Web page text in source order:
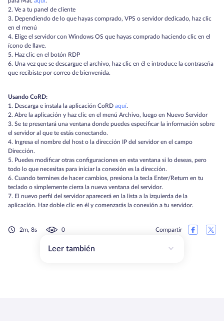
Leer también
2. Ve a tu panel de cliente
3. Dependiendo de lo que hayas comprado, VPS o servidor dedicado, haz clic
en el menú
4. Elige el servidor con Windows OS que hayas comprado haciendo clic en el
ícono de llave.
5. Haz clic en el botón RDP
6. Una vez que se descargue el archivo, haz clic en él e introduce la contraseña
que recibiste por correo de bienvenida.
Usando CoRD:
1. Descarga e instala la aplicación CoRD aquí.
2. Abre la aplicación y haz clic en el menú Archivo, luego en Nuevo Servidor
3. Se te presentará una ventana donde puedes especificar la información sobre
el servidor al que te estás conectando.
4. Ingresa el nombre del host o la dirección IP del servidor en el campo
Dirección.
5. Puedes modificar otras configuraciones en esta ventana si lo deseas, pero
todo lo que necesitas para iniciar la conexión es la dirección.
6. Cuando termines de hacer cambios, presiona la tecla Enter/Return en tu
teclado o simplemente cierra la nueva ventana del servidor.
7. El nuevo perfil del servidor aparecerá en la lista a la izquierda de la
aplicación. Haz doble clic en él y comenzarás la conexión a tu servidor.
2m, 8s 0 Compartir